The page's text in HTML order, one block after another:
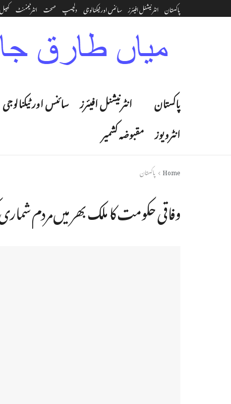
پاکستان انٹرنیشنل افیئرز سائنس اور ٹیکنالوجی دلچسپ صحت انٹرٹینمنٹ‎ کھیل
پاکستان انٹرنیشنل افیئرز سائنس اور ٹیکنالوجی
انٹرویوز مقبوضہ کشمیر
Home پاکستان
وفاقی حکومت کا ملک بھر میں مردم